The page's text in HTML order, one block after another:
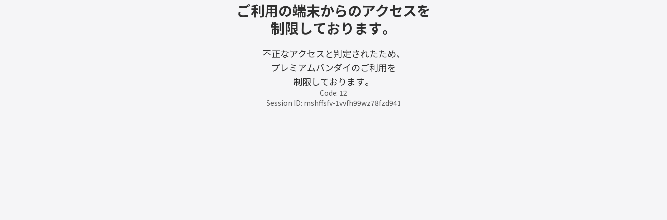
ご利用の端末からのアクセスを
制限しております。
不正なアクセスと判定されたため、
プレミアムバンダイのご利用を
制限しております。
Code: 12
Session ID: mshffsfv-1vvfh99wz78fzd941